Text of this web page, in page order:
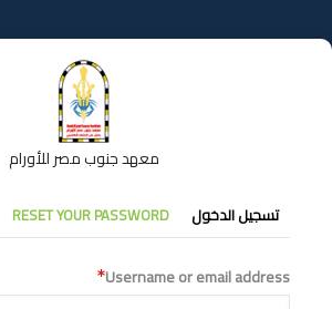
إلى
المحتوى
معهد جنوب مصر للأورام
التبويبات
الأساسية
تسجيل الدخول RESET YOUR PASSWORD
Username or email address